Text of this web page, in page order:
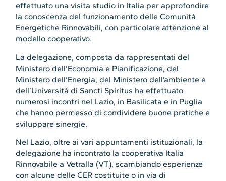
effettuato una visita studio in Italia per approfondire
la conoscenza del funzionamento delle Comunità
Energetiche Rinnovabili, con particolare attenzione al
modello cooperativo.
La delegazione, composta da rappresentati del
Ministero dell’Economia e Pianificazione, del
Ministero dell’Energia, del Ministero dell’ambiente e
dell’Università di Sancti Spiritus ha effettuato
numerosi incontri nel Lazio, in Basilicata e in Puglia
che hanno permesso di condividere buone pratiche e
sviluppare sinergie.
Nel Lazio, oltre ai vari appuntamenti istituzionali, la
delegazione ha incontrato la cooperativa Italia
Rinnovabile a Vetralla (VT), scambiando esperienze
con alcune delle CER costituite o in via di